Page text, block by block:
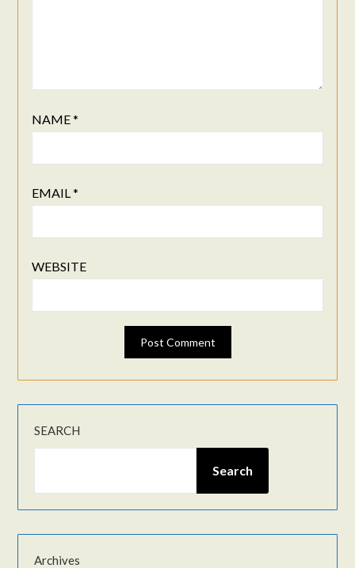
NAME*
EMAIL*
WEBSITE
SEARCH
Search
Archives